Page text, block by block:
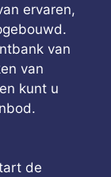
ervaren,
van
van
kunt u
de